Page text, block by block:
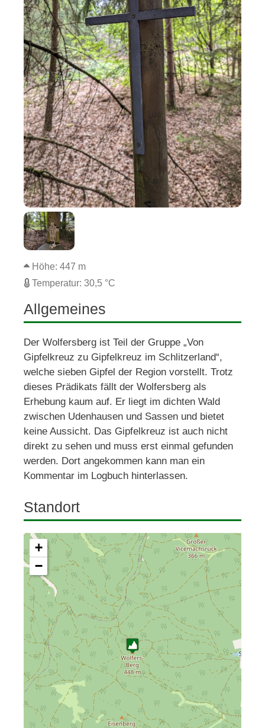
Höhe: 447 m
Temperatur: 30,5 °C
Allgemeines
Der Wolfersberg ist Teil der Gruppe „Von
Gipfelkreuz zu Gipfelkreuz im Schlitzerland“,
welche sieben Gipfel der Region vorstellt. Trotz
dieses Prädikats fällt der Wolfersberg als
Erhebung kaum auf. Er liegt im dichten Wald
zwischen Udenhausen und Sassen und bietet
keine Aussicht. Das Gipfelkreuz ist auch nicht
direkt zu sehen und muss erst einmal gefunden
werden. Dort angekommen kann man ein
Kommentar im Logbuch hinterlassen.
Standort
+
−